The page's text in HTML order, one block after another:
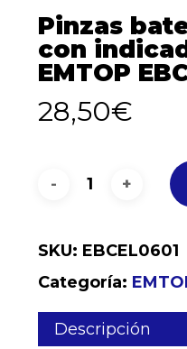
Pinzas
con
EMTOP
28,50€
SKU: EBCEL0601
Categoría:
Descripción